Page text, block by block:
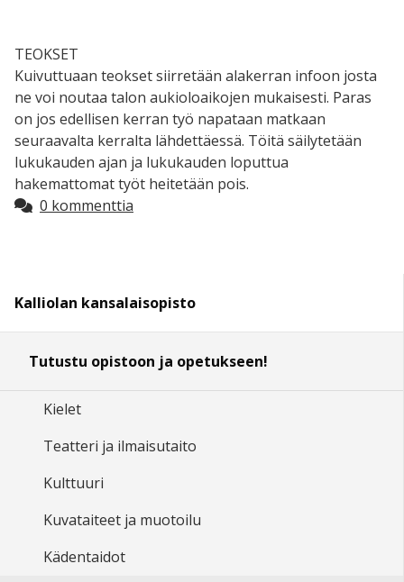
TEOKSET
Kuivuttuaan teokset siirretään alakerran infoon josta
ne voi noutaa talon aukioloaikojen mukaisesti. Paras
on jos edellisen kerran työ napataan matkaan
seuraavalta kerralta lähdettäessä. Töitä säilytetään
lukukauden ajan ja lukukauden loputtua
hakemattomat työt heitetään pois.
0 kommenttia
Kalliolan kansalaisopisto
Tutustu opistoon ja opetukseen!
Kielet
Teatteri ja ilmaisutaito
Kulttuuri
Kuvataiteet ja muotoilu
Kädentaidot